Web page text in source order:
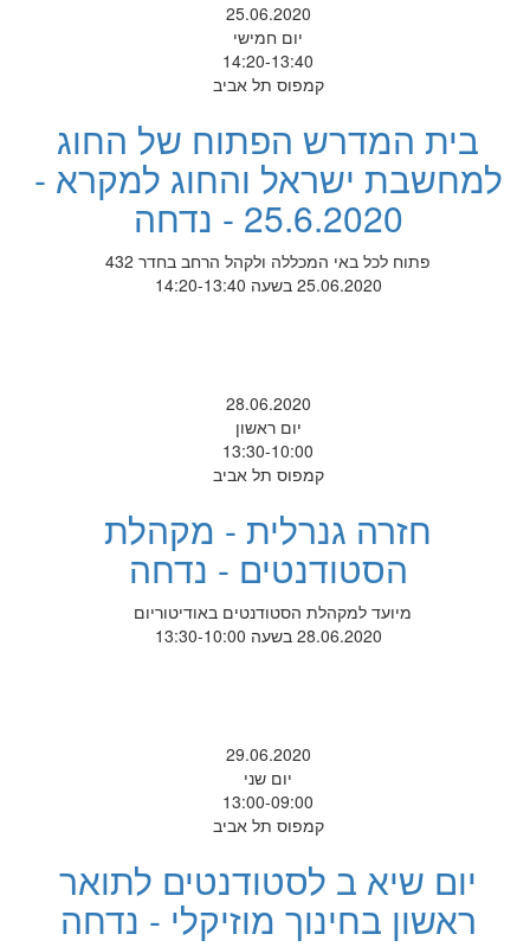
25.06.2020
יום חמישי
14:20-13:40
קמפוס תל אביב
בית המדרש הפתוח של החוג
למחשבת ישראל והחוג למקרא -
25.6.2020 - נדחה
פתוח לכל באי המכללה ולקהל הרחב בחדר 432
25.06.2020 בשעה 14:20-13:40
28.06.2020
יום ראשון
13:30-10:00
קמפוס תל אביב
חזרה גנרלית - מקהלת
הסטודנטים - נדחה
מיועד למקהלת הסטודנטים באודיטוריום
28.06.2020 בשעה 13:30-10:00
29.06.2020
יום שני
13:00-09:00
קמפוס תל אביב
יום שיא ב לסטודנטים לתואר
ראשון בחינוך מוזיקלי - נדחה